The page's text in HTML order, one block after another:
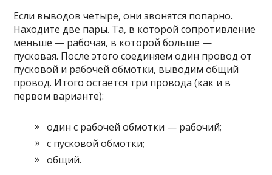
Если выводов четыре, они звонятся попарно.
Находите две пары. Та, в которой сопротивление
меньше — рабочая, в которой больше —
пусковая. После этого соединяем один провод от
пусковой и рабочей обмотки, выводим общий
провод. Итого остается три провода (как и в
первом варианте):
один с рабочей обмотки — рабочий;
с пусковой обмотки;
общий.